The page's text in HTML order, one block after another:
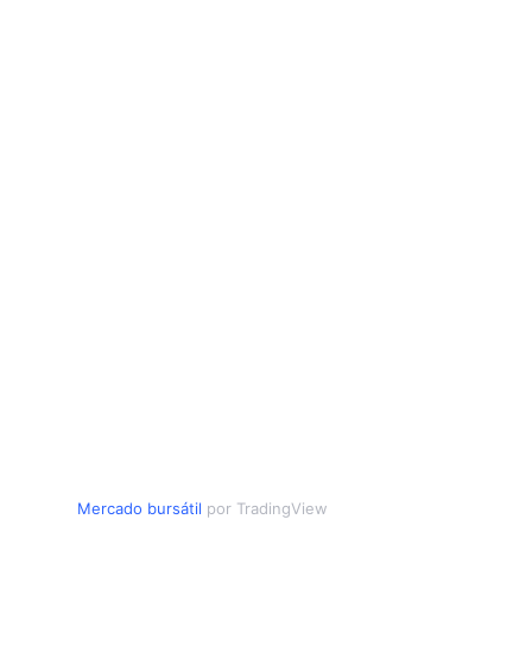
Mercado bursátil por TradingView